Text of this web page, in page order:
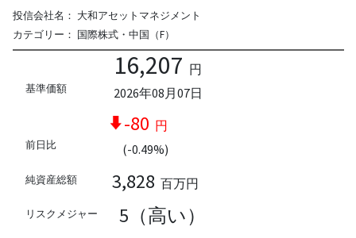
投信会社名： 大和アセットマネジメント
カテゴリー： 国際株式・中国（F）
基準価額
16,207 円
2026年08月07日
前日比
-80 円
(-0.49%)
純資産総額 3,828 百万円
リスクメジャー 5（高い）